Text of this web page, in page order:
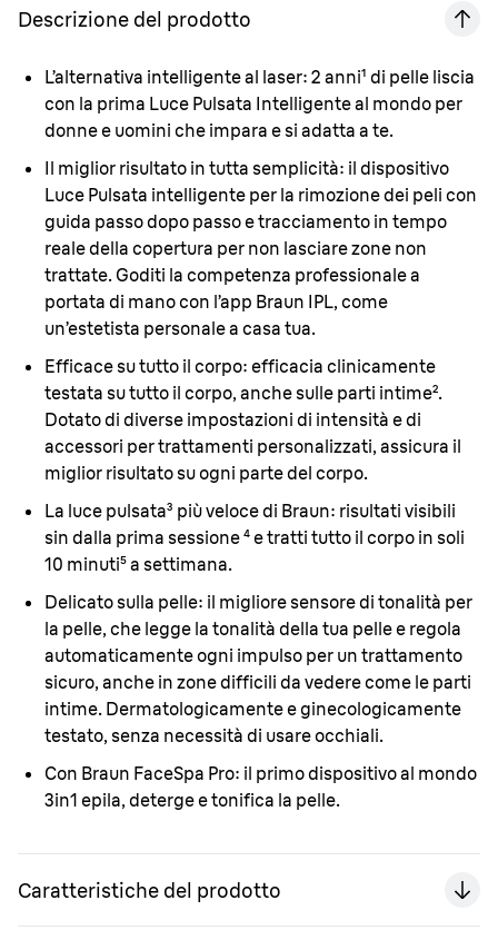
Descrizione del prodotto
L’alternativa intelligente al laser: 2 anni¹ di pelle liscia
con la prima Luce Pulsata Intelligente al mondo per
donne e uomini che impara e si adatta a te.
Il miglior risultato in tutta semplicità: il dispositivo
Luce Pulsata intelligente per la rimozione dei peli con
guida passo dopo passo e tracciamento in tempo
reale della copertura per non lasciare zone non
trattate. Goditi la competenza professionale a
portata di mano con l’app Braun IPL, come
un’estetista personale a casa tua.
Efficace su tutto il corpo: efficacia clinicamente
testata su tutto il corpo, anche sulle parti intime².
Dotato di diverse impostazioni di intensità e di
accessori per trattamenti personalizzati, assicura il
miglior risultato su ogni parte del corpo.
La luce pulsata³ più veloce di Braun: risultati visibili
sin dalla prima sessione ⁴ e tratti tutto il corpo in soli
10 minuti⁵ a settimana.
Delicato sulla pelle: il migliore sensore di tonalità per
la pelle, che legge la tonalità della tua pelle e regola
automaticamente ogni impulso per un trattamento
sicuro, anche in zone difficili da vedere come le parti
intime. Dermatologicamente e ginecologicamente
testato, senza necessità di usare occhiali.
Con Braun FaceSpa Pro: il primo dispositivo al mondo
3in1 epila, deterge e tonifica la pelle.
Caratteristiche del prodotto